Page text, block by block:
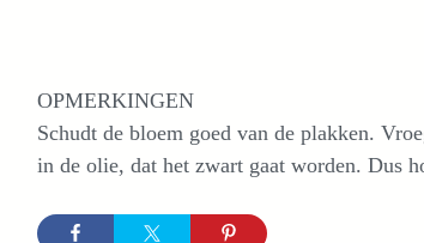
OPMERKINGEN
Schudt de bloem goed van de plakken.
in de olie, dat het zwart gaat worden. Dus